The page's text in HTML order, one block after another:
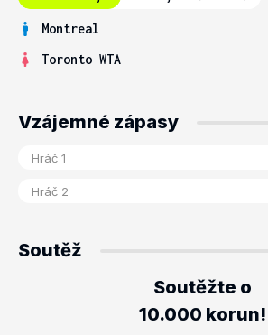
Montreal
Toronto WTA
Vzájemné zápasy
Soutěž
Soutěžte o
10.000 korun!